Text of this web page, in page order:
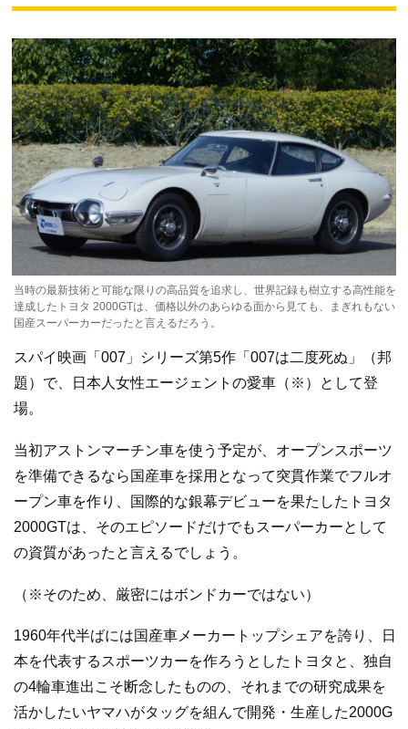
当時の最新技術と可能な限りの高品質を追求し、世界記録も樹立する高性能を
達成したトヨタ 2000GTは、価格以外のあらゆる面から見ても、まぎれもない
国産スーパーカーだったと言えるだろう。
スパイ映画「007」シリーズ第5作「007は二度死ぬ」（邦
題）で、日本人女性エージェントの愛車（※）として登
場。
当初アストンマーチン車を使う予定が、オープンスポーツ
を準備できるなら国産車を採用となって突貫作業でフルオ
ープン車を作り、国際的な銀幕デビューを果たしたトヨタ
2000GTは、そのエピソードだけでもスーパーカーとして
の資質があったと言えるでしょう。
（※そのため、厳密にはボンドカーではない）
1960年代半ばには国産車メーカートップシェアを誇り、日
本を代表するスポーツカーを作ろうとしたトヨタと、独自
の4輪車進出こそ断念したものの、それまでの研究成果を
活かしたいヤマハがタッグを組んで開発・生産した2000G